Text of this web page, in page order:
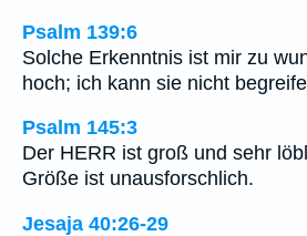
Psalm 139:6
Solche Erkenntnis ist mir zu
hoch; ich kann sie nicht
Psalm 145:3
Der HERR ist groß und sehr
Größe ist unausforschlich.
Jesaja 40:26-29